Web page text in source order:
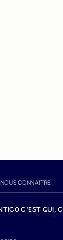
CONNAITRE
C'EST QUI,